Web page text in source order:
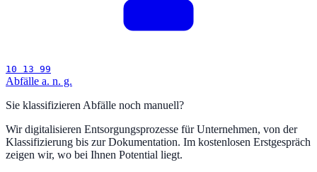
10 13 99
Abfälle a. n. g.
Sie klassifizieren Abfälle noch manuell?
Wir digitalisieren Entsorgungsprozesse für Unternehmen, von der
Klassifizierung bis zur Dokumentation. Im kostenlosen Erstgespräch
zeigen wir, wo bei Ihnen Potential liegt.